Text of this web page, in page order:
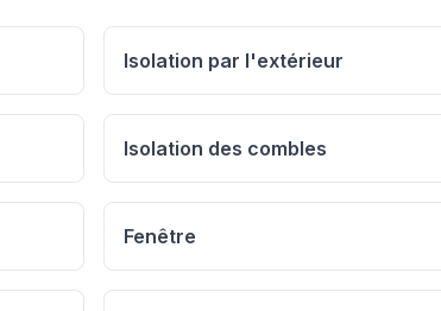
Isolation par l'extérieur
Isolation des combles
Fenêtre